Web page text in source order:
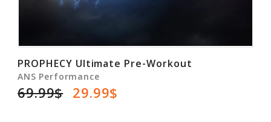
PROPHECY Ultimate Pre-Workout
ANS Performance
69.99$ 29.99$